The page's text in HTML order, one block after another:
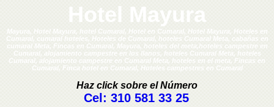
Hotel Mayura
Mayura, Hotel Mayura, hotel Cumaral, Hotel en Cumaral, Hotel Mayura, Hoteles en
Cumaral, cumaral hoteles, Hoteles de Cumaral, hoteles Cumaral Meta, cabañas en
cumaral Meta, Fincas en Cumaral, Mayura, hoteles del meta,hoteles campestre en
Cumaral, alojamiento campestre en los llanos, hoteles Cumaral Meta, hoteles
Cumaral, alojamiento campestre en Cumaral Meta, hoteles en el meta, Fincas en
Cumaral, Finca hotel en Cumaral, Hoteles campestres en Cumaral
Haz click sobre el Número
Cel: 310 581 33 25